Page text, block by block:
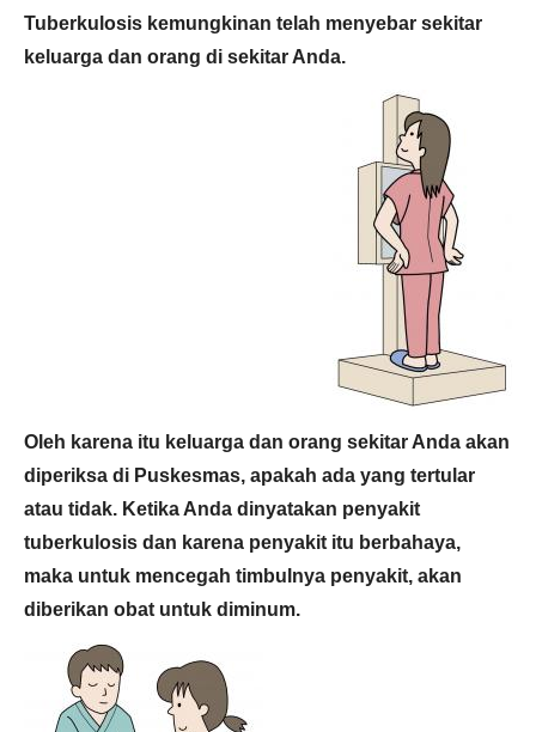
Tuberkulosis kemungkinan telah menyebar sekitar
keluarga dan orang di sekitar Anda.
Oleh karena itu keluarga dan orang sekitar Anda akan
diperiksa di Puskesmas, apakah ada yang tertular
atau tidak. Ketika Anda dinyatakan penyakit
tuberkulosis dan karena penyakit itu berbahaya,
maka untuk mencegah timbulnya penyakit, akan
diberikan obat untuk diminum.